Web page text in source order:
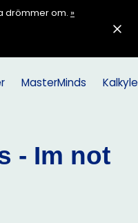
drömmer om. »
MasterMinds
- Im not